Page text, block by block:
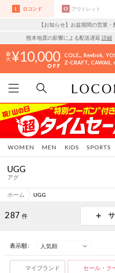
ロコンド アウトレット
【お知らせ】お盆期間の営業
熊本地震の影響による配送遅延 詳細
10,000 COLE.. Reebok
Z-CRAFT CAWAII
WOMEN MEN KIDS SPORTS
UGG
アグ
ホーム UGG
287 件
表示順 :
マイブランド セール・ク